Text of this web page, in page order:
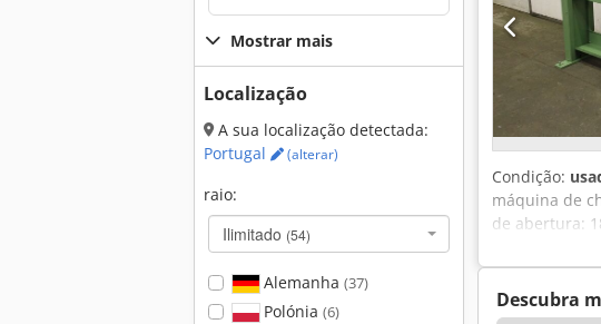
Mostrar mais
Localização
A sua localização detectada:
Portugal
(alterar)
raio:
Ilimitado (54)
Alemanha (37)
Polónia (6)
Condição:
máquina de
de abertura:
Codody
Descubra